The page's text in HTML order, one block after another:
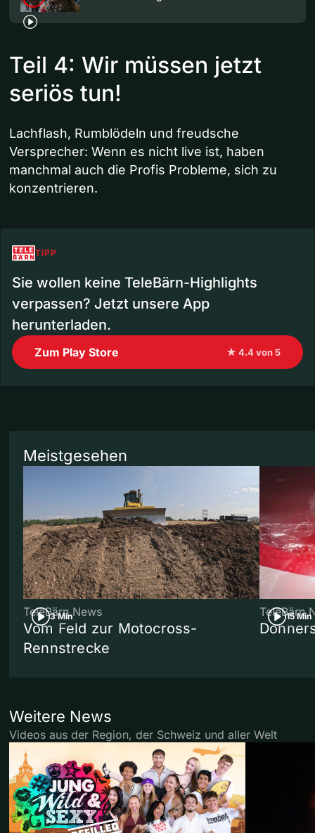
Teil 4: Wir müssen jetzt
seriös tun!
Lachflash, Rumblödeln und freudsche
Versprecher: Wenn es nicht live ist, haben
manchmal auch die Profis Probleme, sich zu
konzentrieren.
TIPP
Sie wollen keine TeleBärn-Highlights
verpassen? Jetzt unsere App
herunterladen.
Zum Play Store ★ 4.4 von 5
Meistgesehen
3 Min
TeleBärn News
Vom Feld zur Motocross-
Rennstrecke
15 Min
TeleBärn
Weitere News
Videos aus der Region, der Schweiz und aller Welt